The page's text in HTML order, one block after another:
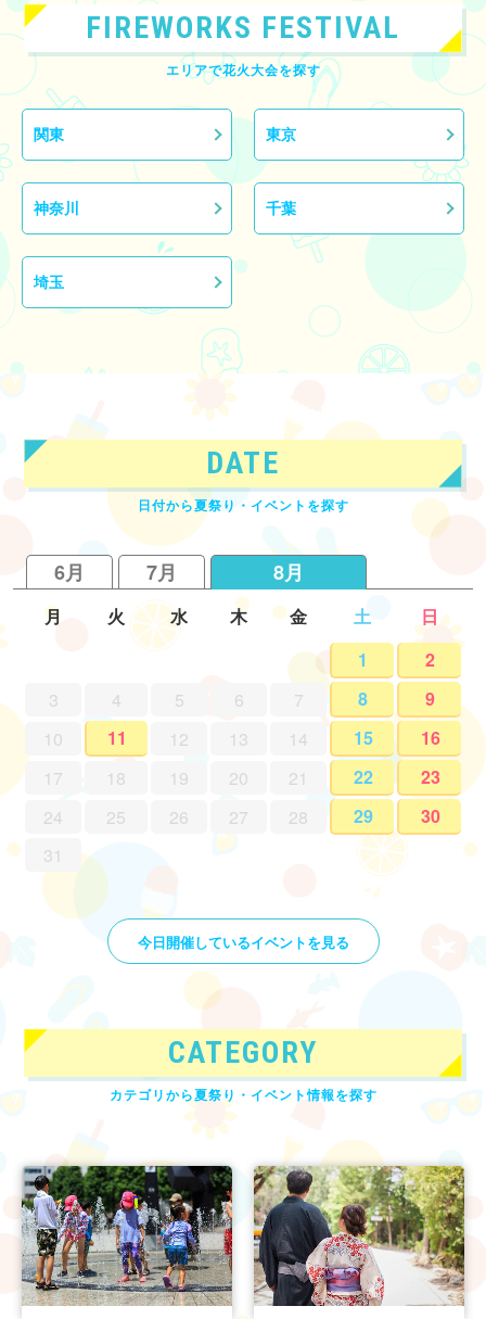
FIREWORKS FESTIVAL
エリアで花火大会を探す
関東 東京
神奈川 千葉
埼玉
DATE
日付から夏祭り・イベントを探す
6月 7月 8月
月 火 水 木 金 土
日
1
2
3
4 5 6 7 8
9
10
11 12 13 14 15
16
17
18 19 20 21 22
23
24
25 26 27 28 29
30
31
今日開催しているイベントを見る
CATEGORY
カテゴリから夏祭り・イベント情報を探す